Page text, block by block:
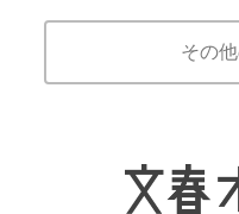
その